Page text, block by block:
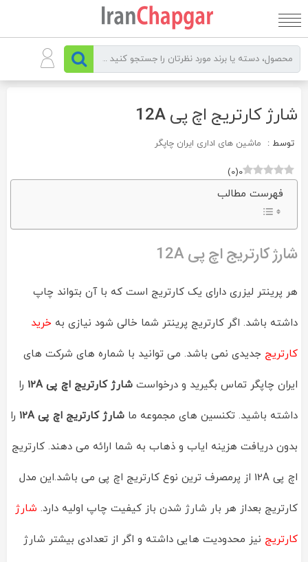
به
شارژ کارتریج اچ پی 12A
توسط : ماشین های اداری ایران چاپگر
0
(
0
)
فهرست مطالب
شارژ کارتریج اچ پی 12A
هر پرینتر لیزری دارای یک کارتریج است که با آن بتواند چاپ
داشته باشد. اگر کارتریج پرینتر شما خالی شود نیازی به خرید
کارتریج جدیدی نمی باشد. می توانید با شماره های شرکت های
ایران چاپگر تماس بگیرید و درخواست شارژ کارتریج اچ پی 12A را
داشته باشید. تکنسین های مجموعه ما شارژ کارتریج اچ پی 12A را
بدون دریافت هزینه ایاب و ذهاب به شما ارائه می دهند. کارتریج
اچ پی 12A از پرمصرف ترین نوع کارتریج اچ پی می باشد.این مدل
کارتریج بعداز هر بار شارژ شدن باز کیفیت چاپ اولیه دارد. شارژ
کارتریج نیز محدودیت هایی داشته و اگر از تعدادی بیشتر شارژ